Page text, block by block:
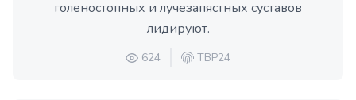
голеностопных и лучезапястных суставов
лидируют.
624 ТВР24